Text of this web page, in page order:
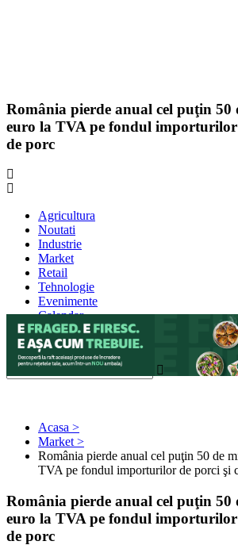
România pierde anual cel puţin 50
euro la TVA pe fondul importurilor
de porc
Agricultura
Noutati
Industrie
Market
Retail
Tehnologie
Evenimente
Calendar
Contact
Acasa >
Market >
România pierde anual cel puţin 50 de
TVA pe fondul importurilor de porci şi
România pierde anual cel puţin 50
euro la TVA pe fondul importurilor
de porc